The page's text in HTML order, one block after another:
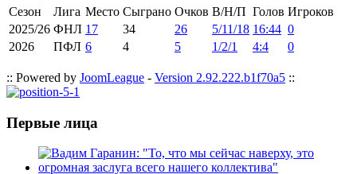
Сезон
Лига Место Сыграно Очков В/Н/П Голов Игроков
2025/26 ФНЛ 17 34 26 5/11/18 16:44 0
2026
ПФЛ 6 4 5 1/2/1 4:4 0
:: Powered by JoomLeague - Version 2.92.222.b1f70a5 ::
Первые лица